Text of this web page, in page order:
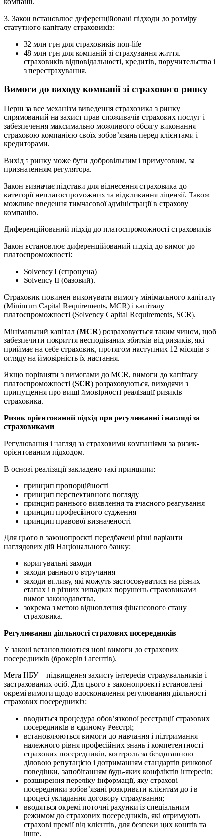
3. Закон встановлює диференційовані підходи до розміру
статутного капіталу страховиків:
32 млн грн для страховиків non-life
48 млн грн для компаній зі страхування життя,
страховиків відповідальності, кредитів, поручительства і
з перестрахування.
Вимоги до виходу компанії зі страхового ринку
Перш за все механізм виведення страховика з ринку
спрямований на захист прав споживачів страхових послуг і
забезпечення максимально можливого обсягу виконання
страховою компанією своїх зобов’язань перед клієнтами і
кредиторами.
Вихід з ринку може бути добровільним і примусовим, за
призначенням регулятора.
Закон визначає підстави для віднесення страховика до
категорії неплатоспроможних та відкликання ліцензії. Також
можливе введення тимчасової адміністрації в страхову
компанію.
Диференційований підхід до платоспроможності страховиків
Закон встановлює диференційований підхід до вимог до
платоспроможності:
Solvency I (спрощена)
Solvency II (базовий).
Страховик повинен виконувати вимогу мінімального капіталу
(Minimum Capital Requirements, MCR) і капіталу
платоспроможності (Solvency Capital Requirements, SCR).
Мінімальний капітал (MCR) розраховується таким чином, щоб
забезпечити покриття несподіваних збитків від ризиків, які
приймає на себе страховик, протягом наступних 12 місяців з
огляду на ймовірність їх настання.
Якщо порівняти з вимогами до MCR, вимоги до капіталу
платоспроможності (SCR) розраховуються, виходячи з
припущення про вищі ймовірності реалізації ризиків
страховика.
Ризик-орієнтований підхід при регулюванні і нагляді за
страховиками
Регулювання і нагляд за страховими компаніями за ризик-
орієнтованим підходом.
В основі реалізації закладено такі принципи:
принцип пропорційності
принцип перспективного погляду
принцип раннього виявлення та вчасного реагування
принцип професійного судження
принцип правової визначеності
Для цього в законопроєкті передбачені різні варіанти
наглядових дій Національного банку:
коригувальні заходи
заходи раннього втручання
заходи впливу, які можуть застосовуватися на різних
етапах і в різних випадках порушень страховиками
вимог законодавства,
зокрема з метою відновлення фінансового стану
страховика.
Регулювання діяльності страхових посередників
У законі встановлюються нові вимоги до страхових
посередників (брокерів і агентів).
Мета НБУ – підвищення захисту інтересів страхувальників і
застрахованих осіб. Для цього в законопроєкті встановлені
окремі вимоги щодо вдосконалення регулювання діяльності
страхових посередників:
вводиться процедура обов’язкової реєстрації страхових
посередників в єдиному Реєстрі;
встановлюються вимоги до навчання і підтримання
належного рівня професійних знань і компетентності
страхових посередників, контроль за бездоганною
діловою репутацією і дотриманням стандартів ринкової
поведінки, запобіганням будь-яких конфліктів інтересів;
розширення переліку інформації, яку страхові
посередники зобов’язані розкривати клієнтам до і в
процесі укладання договору страхування;
вводяться окремі поточні рахунки із спеціальним
режимом до страхових посередників, які отримують
страхові премії від клієнтів, для безпеки цих коштів та
інше.